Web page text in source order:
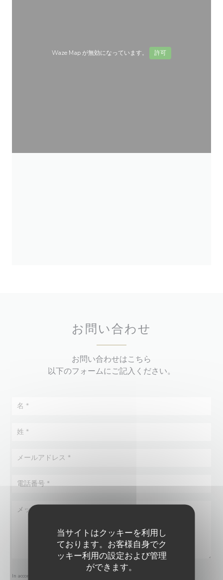
当サイトはクッキーを利用し
ております。お客様自身でク
ッキー利用の設定および管理
ができます。
Waze Map が無効になっています。 許可
お問い合わせ
お問い合わせはこちら
以下のフォームにご記入ください。
In accordance with data protection regulations, you have the right to opt out of